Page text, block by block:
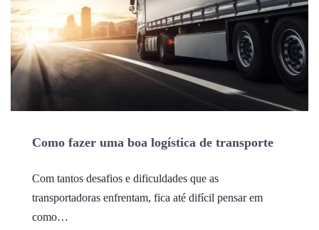
Como fazer uma boa logística de transporte
Com tantos desafios e dificuldades que as
transportadoras enfrentam, fica até difícil pensar em
como…